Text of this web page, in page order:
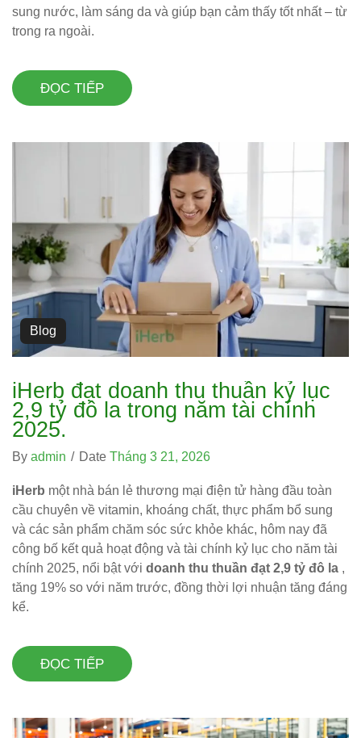
sung nước, làm sáng da và giúp bạn cảm thấy tốt nhất – từ
trong ra ngoài.
ĐỌC TIẾP
Blog
iHerb đạt doanh thu thuần kỷ lục
2,9 tỷ đô la trong năm tài chính
2025.
By admin / Date Tháng 3 21, 2026
iHerb một nhà bán lẻ thương mại điện tử hàng đầu toàn
cầu chuyên về vitamin, khoáng chất, thực phẩm bổ sung
và các sản phẩm chăm sóc sức khỏe khác, hôm nay đã
công bố kết quả hoạt động và tài chính kỷ lục cho năm tài
chính 2025, nổi bật với doanh thu thuần đạt 2,9 tỷ đô la ,
tăng 19% so với năm trước, đồng thời lợi nhuận tăng đáng
kể.
ĐỌC TIẾP